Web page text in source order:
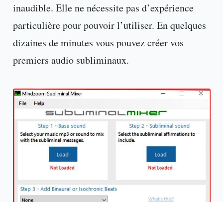
inaudible. Elle ne nécessite pas d’expérience
particulière pour pouvoir l’utiliser. En quelques
dizaines de minutes vous pouvez créer vos
premiers audio subliminaux.